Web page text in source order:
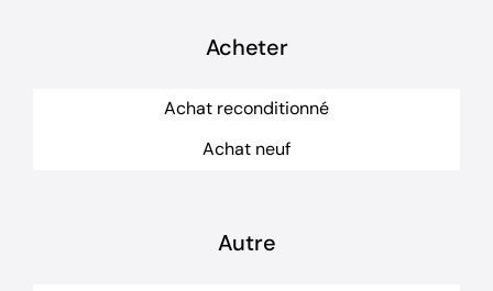
Acheter
Achat reconditionné
Achat neuf
Autre